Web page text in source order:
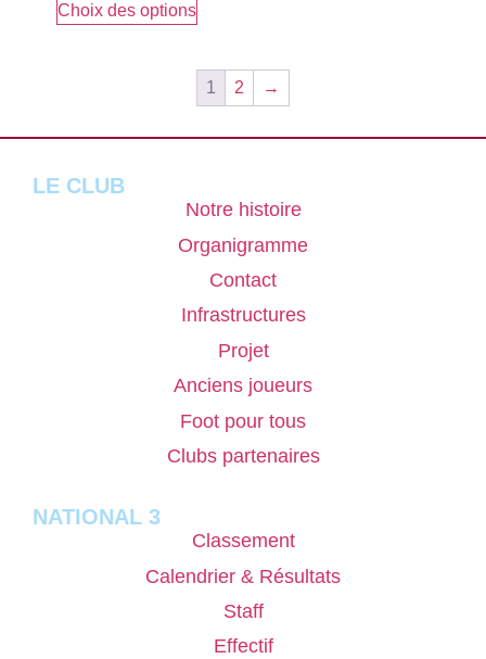
Choix des options
1 2 →
LE CLUB
Notre histoire
Organigramme
Contact
Infrastructures
Projet
Anciens joueurs
Foot pour tous
Clubs partenaires
NATIONAL 3
Classement
Calendrier & Résultats
Staff
Effectif